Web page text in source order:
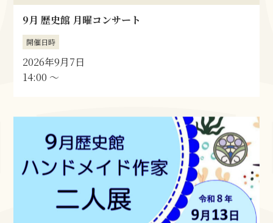
9月 歴史館 月曜コンサート
開催日時
2026年9月7日
14:00 〜